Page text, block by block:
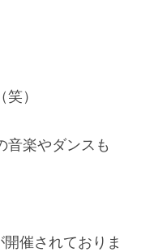
）
音楽やダンスも
催されておりま